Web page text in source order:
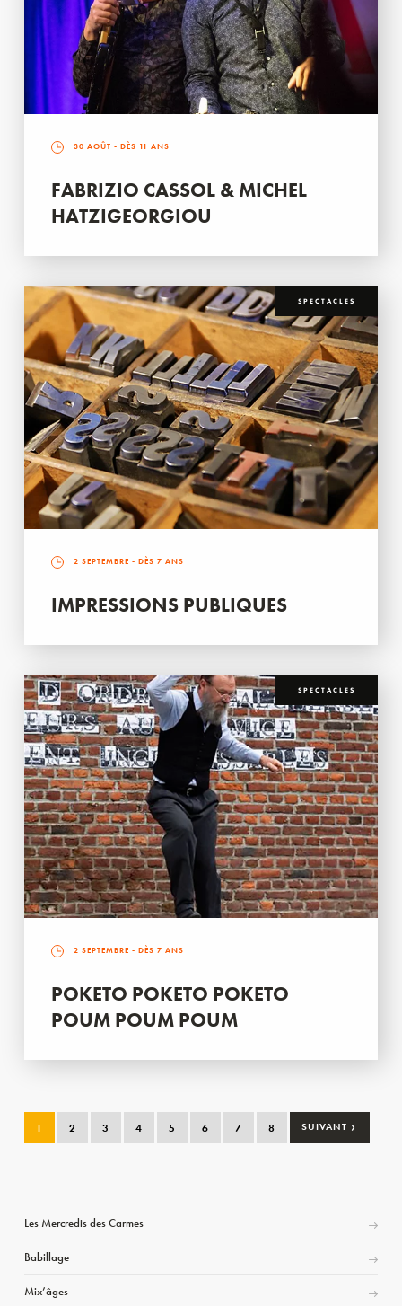
30 AOÛT - DÈS 11 ANS
FABRIZIO CASSOL & MICHEL
HATZIGEORGIOU
SPECTACLES
2 SEPTEMBRE - DÈS 7 ANS
IMPRESSIONS PUBLIQUES
SPECTACLES
2 SEPTEMBRE - DÈS 7 ANS
POKETO POKETO POKETO
POUM POUM POUM
1 2 3 4 5 6 7 8 SUIVANT ›
Les Mercredis des Carmes
Babillage
Mix’âges